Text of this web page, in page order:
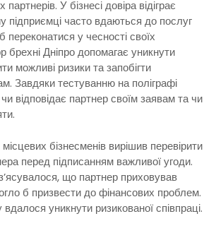
У бізнесі довіра відіграє
підприємці часто вдаються до послуг
переконатися у чесності своїх
брехні Дніпро допомагає уникнути
можливі ризики та запобігти
Завдяки тестуванню на поліграфі
відповідає партнер своїм заявам та чи
бізнесменів вирішив перевірити
перед підписанням важливої угоди.
що партнер приховував
б призвести до фінансових проблем.
уникнути ризикованої співпраці.